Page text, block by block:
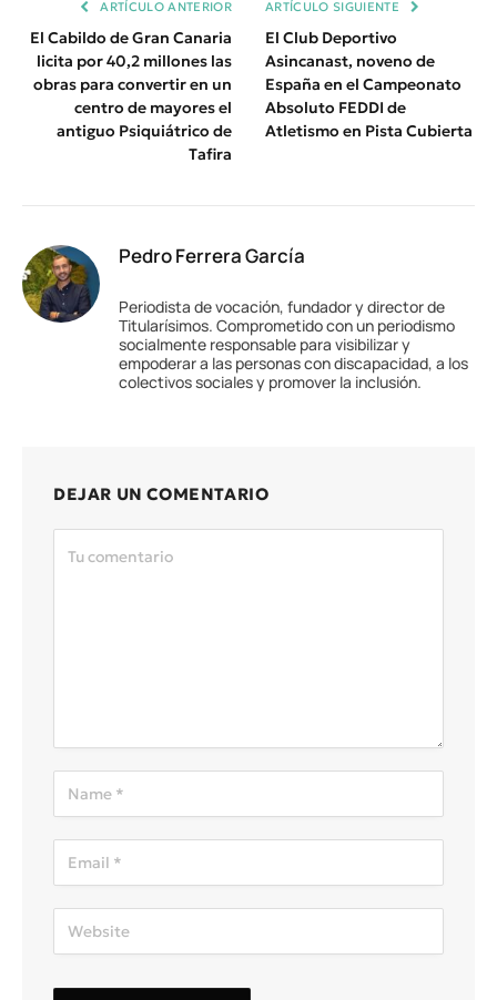
ARTÍCULO ANTERIOR
El Cabildo de Gran Canaria
licita por 40,2 millones las
obras para convertir en un
centro de mayores el
antiguo Psiquiátrico de
Tafira
ARTÍCULO SIGUIENTE
El Club Deportivo
Asincanast, noveno de
España en el Campeonato
Absoluto FEDDI de
Atletismo en Pista Cubierta
Pedro Ferrera García
Periodista de vocación, fundador y director de
Titularísimos. Comprometido con un periodismo
socialmente responsable para visibilizar y
empoderar a las personas con discapacidad, a los
colectivos sociales y promover la inclusión.
DEJAR UN COMENTARIO